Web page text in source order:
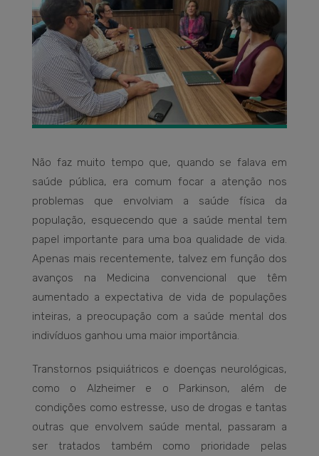
Não faz muito tempo que, quando se falava em
saúde pública, era comum focar a atenção nos
problemas que envolviam a saúde física da
população, esquecendo que a saúde mental tem
papel importante para uma boa qualidade de vida.
Apenas mais recentemente, talvez em função dos
avanços na Medicina convencional que têm
aumentado a expectativa de vida de populações
inteiras, a preocupação com a saúde mental dos
indivíduos ganhou uma maior importância.
Transtornos psiquiátricos e doenças neurológicas,
como o Alzheimer e o Parkinson, além de
condições como estresse, uso de drogas e tantas
outras que envolvem saúde mental, passaram a
ser tratados também como prioridade pelas